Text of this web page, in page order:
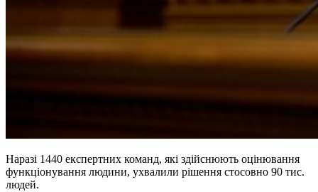
Наразі 1440 експертних команд, які здійснюють оцінювання
функціонування людини, ухвалили рішення стосовно 90 тис.
людей.